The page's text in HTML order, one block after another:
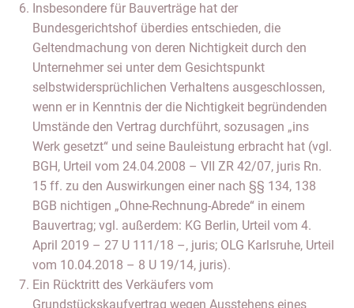
Insbesondere für Bauverträge hat der
Bundesgerichtshof überdies entschieden, die
Geltendmachung von deren Nichtigkeit durch den
Unternehmer sei unter dem Gesichtspunkt
selbstwidersprüchlichen Verhaltens ausgeschlossen,
wenn er in Kenntnis der die Nichtigkeit begründenden
Umstände den Vertrag durchführt, sozusagen „ins
Werk gesetzt“ und seine Bauleistung erbracht hat (vgl.
BGH, Urteil vom 24.04.2008 – VII ZR 42/07, juris Rn.
15 ff. zu den Auswirkungen einer nach §§ 134, 138
BGB nichtigen „Ohne-Rechnung-Abrede“ in einem
Bauvertrag; vgl. außerdem: KG Berlin, Urteil vom 4.
April 2019 – 27 U 111/18 –, juris; OLG Karlsruhe, Urteil
vom 10.04.2018 – 8 U 19/14, juris).
Ein Rücktritt des Verkäufers vom
Grundstückskaufvertrag wegen Ausstehens eines